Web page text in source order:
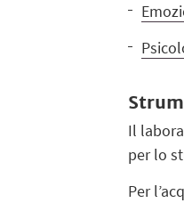
Il
per lo
Per